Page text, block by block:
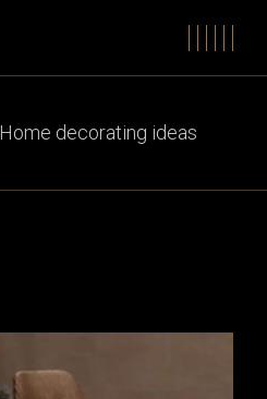
Home decorating ideas